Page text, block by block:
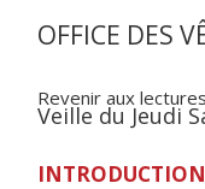
OFFICE DES
Revenir aux
Veille du Jeudi
INTRODUCTION